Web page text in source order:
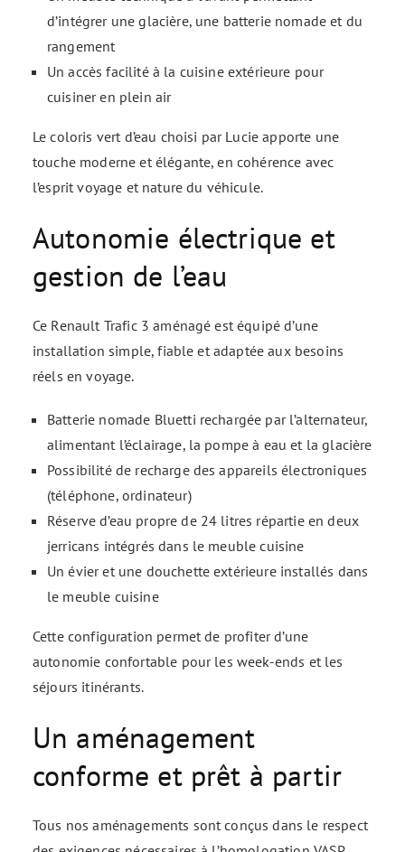
d’intégrer une glacière, une batterie nomade et du
rangement
Un accès facilité à la cuisine extérieure pour
cuisiner en plein air
Le coloris vert d’eau choisi par Lucie apporte une
touche moderne et élégante, en cohérence avec
l’esprit voyage et nature du véhicule.
Autonomie électrique et
gestion de l’eau
Ce Renault Trafic 3 aménagé est équipé d’une
installation simple, fiable et adaptée aux besoins
réels en voyage.
Batterie nomade Bluetti rechargée par l’alternateur,
alimentant l’éclairage, la pompe à eau et la glacière
Possibilité de recharge des appareils électroniques
(téléphone, ordinateur)
Réserve d’eau propre de 24 litres répartie en deux
jerricans intégrés dans le meuble cuisine
Un évier et une douchette extérieure installés dans
le meuble cuisine
Cette configuration permet de profiter d’une
autonomie confortable pour les week-ends et les
séjours itinérants.
Un aménagement
conforme et prêt à partir
Tous nos aménagements sont conçus dans le respect